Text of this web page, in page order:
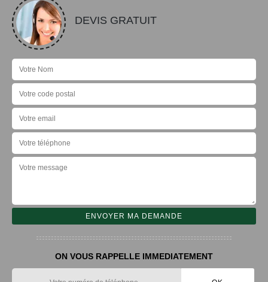
DEVIS GRATUIT
ON VOUS RAPPELLE IMMEDIATEMENT